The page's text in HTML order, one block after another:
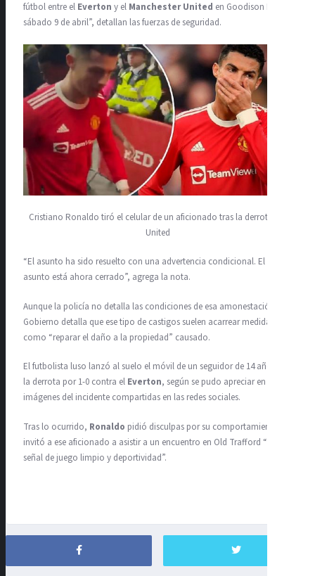
fútbol entre el Everton y el Manchester United en Goodison Park el
sábado 9 de abril”, detallan las fuerzas de seguridad.
Cristiano Ronaldo tiró el celular de un aficionado tras la derrota del
United
“El asunto ha sido resuelto con una advertencia condicional. El
asunto está ahora cerrado”, agrega la nota.
Aunque la policía no detalla las condiciones de esa amonestación, el
Gobierno detalla que ese tipo de castigos suelen acarrear medidas
como “reparar el daño a la propiedad” causado.
El futbolista luso lanzó al suelo el móvil de un seguidor de 14 años tras
la derrota por 1-0 contra el Everton, según se pudo apreciar en
imágenes del incidente compartidas en las redes sociales.
Tras lo ocurrido, Ronaldo pidió disculpas por su comportamiento e
invitó a ese aficionado a asistir a un encuentro en Old Trafford “como
señal de juego limpio y deportividad”.